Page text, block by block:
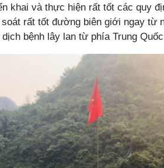
khai và thực hiện rất tốt các quy
rất tốt đường biên giới ngay từ
bệnh lây lan từ phía Trung